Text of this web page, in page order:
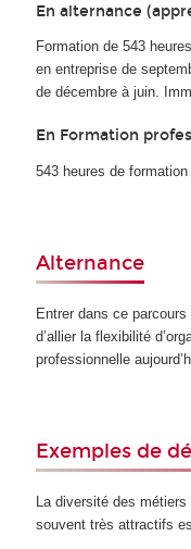
En alternance
Formation de 543
en entreprise de
de décembre à juin.
En Formation
543 heures de
Alternance
Entrer dans ce
d’allier la flexibilité
professionnelle
Exemples de
La diversité des
souvent très attractifs